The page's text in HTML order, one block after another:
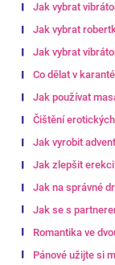
Jak vybrat
Jak vybrat
Jak vybrat
Co dělat v
Jak používat
Čištění
Jak vyrobit
Jak zlepšit
Jak na správné
Jak se s
Romantika ve
Pánové užijte si